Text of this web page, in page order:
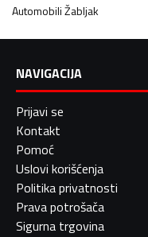
AutomobiliŽabljak
NAVIGACIJA
Prijavi se
Kontakt
Pomoć
Uslovi korišćenja
Politika privatnosti
Prava potrošača
Sigurna trgovina